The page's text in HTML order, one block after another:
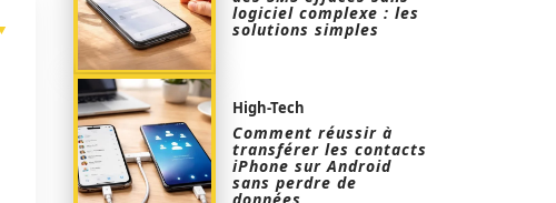
logiciel complexe : les
solutions simples
High-Tech
Comment réussir à
transférer les contacts
iPhone sur Android
sans perdre de
données